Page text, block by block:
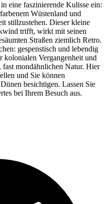
eine faszinierende Kulisse ein:
Wüstenland und
stillzustehen. Dieser kleine
trifft, wirkt mit seinen
Straßen ziemlich Retro.
gespenstisch und lebendig
kolonialen Vergangenheit und
fast mondähnlichen Natur. Hier
und Sie können
besichtigen. Lassen Sie
bei Ihrem Besuch aus.